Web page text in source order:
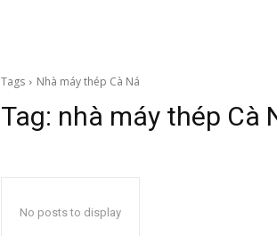
Tags Nhà máy thép Cà Ná
Tag: nhà máy thép Cà
No posts to display